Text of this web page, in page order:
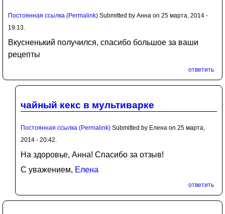
Постоянная ссылка (Permalink) Submitted by Анна on 25 марта, 2014 -
19:13.
Вкусненький получился, спасибо большое за ваши
рецепты
ответить
чайный кекс в мультиварке
Постоянная ссылка (Permalink) Submitted by Елена on 25 марта,
2014 - 20:42.
На здоровье, Анна! Спасибо за отзыв!
С уважением, Елена
ответить